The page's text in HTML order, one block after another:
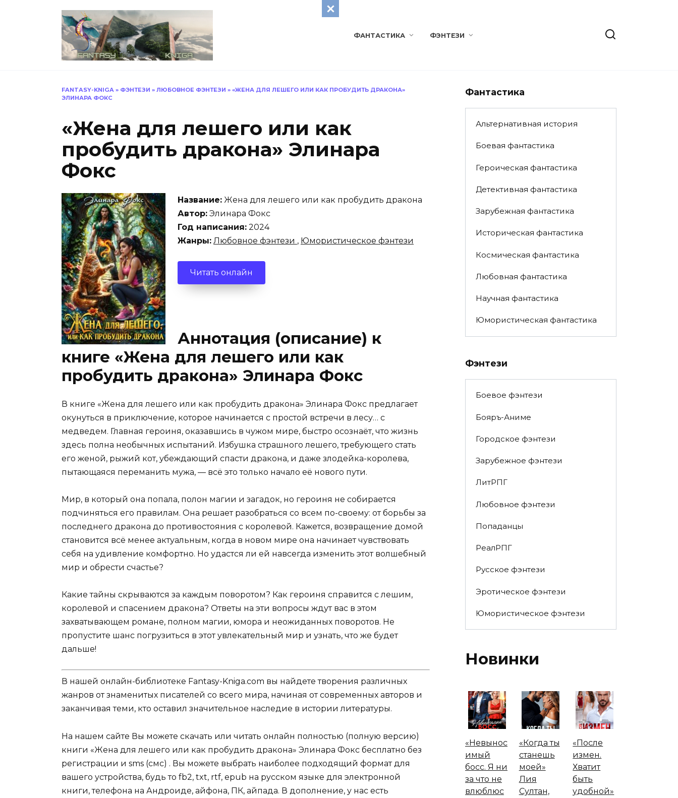
ФАНТАСТИКА ФЭНТЕЗИ
FANTASY-KNIGA » ФЭНТЕЗИ » ЛЮБОВНОЕ ФЭНТЕЗИ » «ЖЕНА ДЛЯ ЛЕШЕГО ИЛИ КАК ПРОБУДИТЬ ДРАКОНА»
ЭЛИНАРА ФОКС
«Жена для лешего или как
пробудить дракона» Элинара
Фокс
Название: Жена для лешего или как пробудить дракона
Автор: Элинара Фокс
Год написания: 2024
Жанры: Любовное фэнтези , Юмористическое фэнтези
Читать онлайн
Аннотация (описание) к
книге «Жена для лешего или как
пробудить дракона» Элинара Фокс
В книге «Жена для лешего или как пробудить дракона» Элинара Фокс предлагает
окунуться в приключение, которое начинается с простой встречи в лесу… с
медведем. Главная героиня, оказавшись в чужом мире, быстро осознаёт, что жизнь
здесь полна необычных испытаний. Избушка страшного лешего, требующего стать
его женой, рыжий кот, убеждающий спасти дракона, и даже злодейка-королева,
пытающаяся переманить мужа, — всё это только начало её нового пути.
Мир, в который она попала, полон магии и загадок, но героиня не собирается
подчиняться его правилам. Она решает разобраться со всем по-своему: от борьбы за
последнего дракона до противостояния с королевой. Кажется, возвращение домой
становится всё менее актуальным, когда в новом мире она начинает чувствовать
себя на удивление комфортно. Но удастся ли ей навсегда изменить этот волшебный
мир и обрести счастье?
Какие тайны скрываются за каждым поворотом? Как героиня справится с лешим,
королевой и спасением дракона? Ответы на эти вопросы ждут вас в этом
захватывающем романе, полном магии, юмора и неожиданных поворотов. Не
пропустите шанс погрузиться в этот увлекательный мир и узнать, что же будет
дальше!
В нашей онлайн-библиотеке Fantasy-Kniga.com вы найдете творения различных
жанров от знаменитых писателей со всего мира, начиная от современных авторов и
заканчивая теми, кто оставил значительное наследие в истории литературы.
На нашем сайте Вы можете скачать или читать онлайн полностью (полную версию)
книги «Жена для лешего или как пробудить дракона» Элинара Фокс бесплатно без
регистрации и sms (смс) . Вы можете выбрать наиболее подходящий формат для
вашего устройства, будь то fb2, txt, rtf, epub на русском языке для электронной
книги, телефона на Андроиде, айфона, ПК, айпада. В дополнение, у нас есть
Фантастика
Альтернативная история
Боевая фантастика
Героическая фантастика
Детективная фантастика
Зарубежная фантастика
Историческая фантастика
Космическая фантастика
Любовная фантастика
Научная фантастика
Юмористическая фантастика
Фэнтези
Боевое фэнтези
Бояръ-Аниме
Городское фэнтези
Зарубежное фэнтези
ЛитРПГ
Любовное фэнтези
Попаданцы
РеалРПГ
Русское фэнтези
Эротическое фэнтези
Юмористическое фэнтези
Новинки
«Невынос
имый
босс. Я ни
за что не
влюблюс
«Когда ты
станешь
моей»
Лия
Султан,
«После
измен.
Хватит
быть
удобной»